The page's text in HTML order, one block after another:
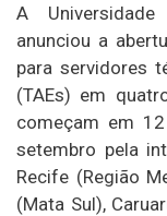
A
anunciou a
para servidores
(TAEs) em
começam em
setembro pela
Recife (Região
(Mata Sul),